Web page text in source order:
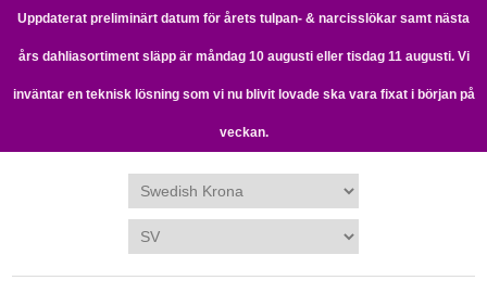
Uppdaterat preliminärt datum för årets tulpan- & narcisslökar samt nästa
års dahliasortiment släpp är måndag 10 augusti eller tisdag 11 augusti. Vi
inväntar en teknisk lösning som vi nu blivit lovade ska vara fixat i början på
veckan.